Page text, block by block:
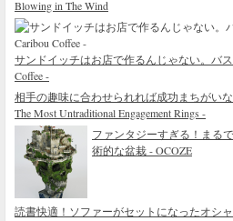
Blowing in The Wind
サンドイッチはお店で作るんじゃない。バ
Coffee -
相手の趣味に合わせられれば成功まちがい
The Most Untraditional Engagement Rings -
ファンタジーすぎる！まる
術的な盆栽 - OCOZE
読書快適！ソファーがセットになったオシャ